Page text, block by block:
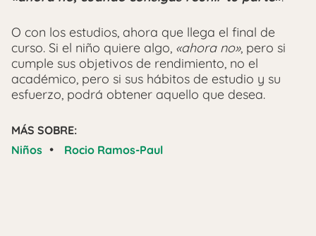
O con los estudios, ahora que llega el final de
curso. Si el niño quiere algo, «ahora no», pero si
cumple sus objetivos de rendimiento, no el
académico, pero si sus hábitos de estudio y su
esfuerzo, podrá obtener aquello que desea.
MÁS SOBRE:
Niños • Rocio Ramos-Paul